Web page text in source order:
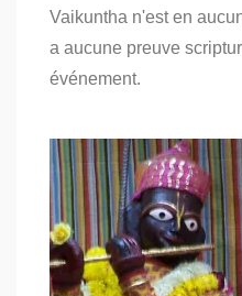
ne
du
Vaikuntha
(Bhagavat
Partie
7
Vaikuntha n'est en
a aucune preuve
événement.